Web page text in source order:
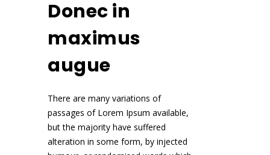
Donec in
maximus
augue
There are many variations of
passages of Lorem Ipsum available,
but the majority have suffered
alteration in some form, by injected